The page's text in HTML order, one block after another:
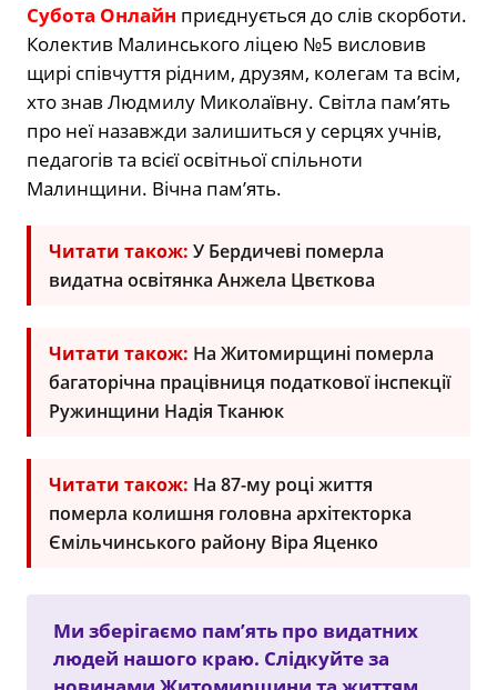
Субота Онлайн приєднується до слів скорботи.
Колектив Малинського ліцею №5 висловив
щирі співчуття рідним, друзям, колегам та всім,
хто знав Людмилу Миколаївну. Світла пам’ять
про неї назавжди залишиться у серцях учнів,
педагогів та всієї освітньої спільноти
Малинщини. Вічна пам’ять.
Читати також: У Бердичеві померла
видатна освітянка Анжела Цвєткова
Читати також: На Житомирщині померла
багаторічна працівниця податкової інспекції
Ружинщини Надія Тканюк
Читати також: На 87-му році життя
померла колишня головна архітекторка
Ємільчинського району Віра Яценко
Ми зберігаємо пам’ять про видатних
людей нашого краю. Слідкуйте за